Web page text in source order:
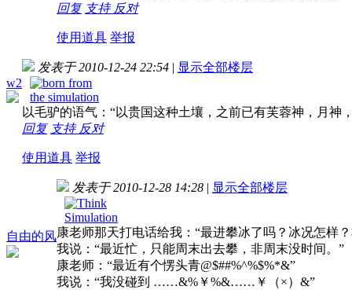
回复 支持 反对
使用道具 举报
w2
发表于 2010-12-24 22:54 | 显示全部楼层
以毛驴的语气：“以贵国这种土壤，之前已有芙蓉神，月
回复 支持 反对
使用道具 举报
自由的风
发表于 2010-12-28 14:28 | 显示全部楼层
康老师那天打电话给我：“最进攀冰了吗？冰况怎样
我说：“最近忙，只能周末出去攀，非周末没时间。”
康老师：“最近有个愣头青@$##%^%$%*&”
我说：“我没碰到 ……&%￥%&……￥（×）&”